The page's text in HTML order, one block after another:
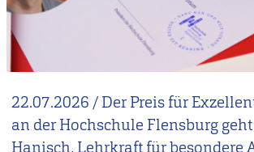
22.07.2026 /Der Preis für
an der Hochschule Flensburg
Hanisch, Lehrkraft für besondere